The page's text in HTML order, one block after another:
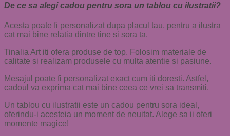
De ce sa alegi cadou pentru sora un tablou cu ilustratii?
Acesta poate fi personalizat dupa placul tau, pentru a ilustra
cat mai bine relatia dintre tine si sora ta.
Tinalia Art iti ofera produse de top. Folosim materiale de
calitate si realizam produsele cu multa atentie si pasiune.
Mesajul poate fi personalizat exact cum iti doresti. Astfel,
cadoul va exprima cat mai bine ceea ce vrei sa transmiti.
Un tablou cu ilustratii este un cadou pentru sora ideal,
oferindu-i acesteia un moment de neuitat. Alege sa ii oferi
momente magice!